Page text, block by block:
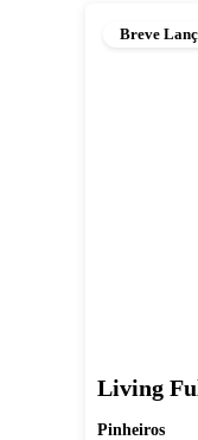
Breve
Living
Pinheiros